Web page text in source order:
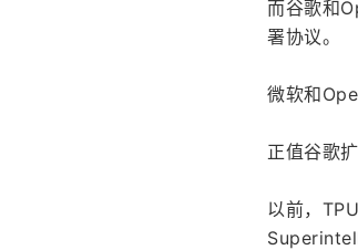
而谷歌和
署协议。
微软和
正值谷歌
以前，